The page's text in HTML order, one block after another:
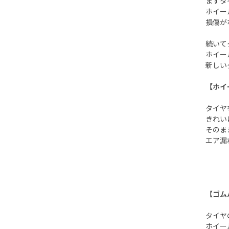
ホイ
損傷
続いて
ホイ
新しい
【ホ
タイ
きれ
その
エア漏
【ゴ
タイ
ホイ